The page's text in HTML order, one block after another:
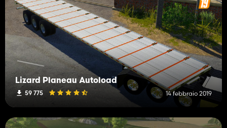
Lizard Planeau Autoload
59 775 14 febbraio 2019